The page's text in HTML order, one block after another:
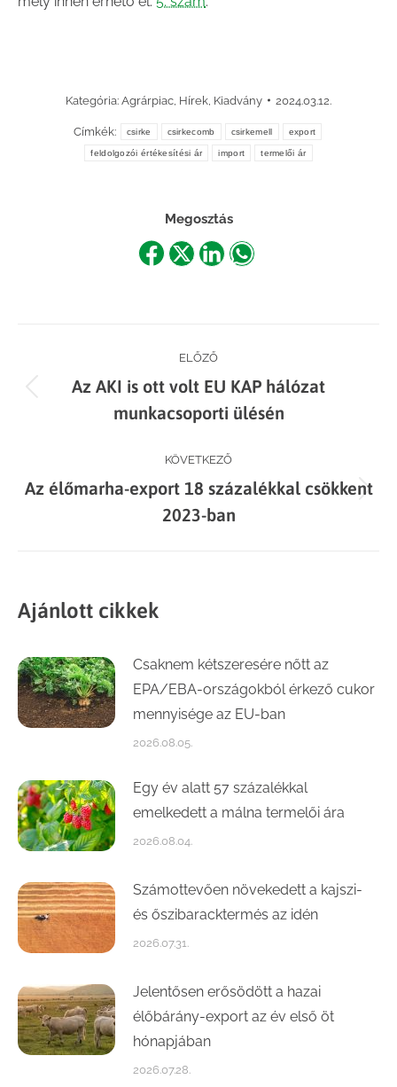
Kategória: Agrárpiac Hírek Kiadvány 2024.03.12.
Címkék: csirke csirkecomb csirkemell export
feldolgozói értékesítési ár import termelői ár
Megosztás
ShareShareShareShare
navigation
ELŐZŐ
Previous
post:
Az AKI is ott volt EU KAP hálózat
munkacsoporti ülésén
KÖVETKEZŐ
Next
post:
Az élőmarha-export 18 százalékkal csökkent
2023-ban
Ajánlott cikkek
Csaknem kétszeresére nőtt az
EPA/EBA-országokból érkező cukor
mennyisége az EU-ban
2026.08.05.
Egy év alatt 57 százalékkal
emelkedett a málna termelői ára
2026.08.04.
Számottevően növekedett a kajszi-
és őszibaracktermés az idén
2026.07.31.
Jelentősen erősödött a hazai
élőbárány-export az év első öt
hónapjában
2026.07.28.